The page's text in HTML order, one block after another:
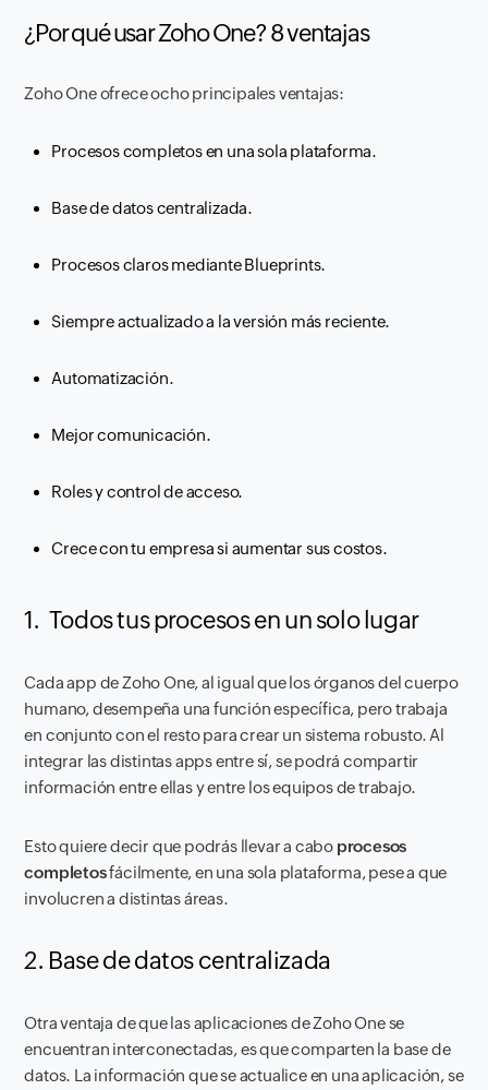
¿Por qué usar Zoho One? 8 ventajas
Zoho One ofrece ocho principales ventajas:
Procesos completos en una sola plataforma.
Base de datos centralizada.
Procesos claros medianteBlueprints.
Siempre actualizado a la versión más reciente.
Automatización.
Mejor comunicación.
Roles y control de acceso.
Crece con tu empresa si aumentar sus costos.
1. Todos tus procesos en un solo lugar
Cada app de Zoho One, al igual que los órganos del cuerpo
humano, desempeña una función específica, pero trabaja
en conjunto con el resto para crear un sistema robusto. Al
integrar las distintas apps entre sí, se podrá compartir
información entre ellas y entre los equipos de trabajo.
Esto quiere decir que podrás llevar a cabo procesos
completosfácilmente, en una sola plataforma, pese a que
involucren a distintas áreas.
2. Base de datos centralizada
Otra ventaja de que las aplicaciones de Zoho One se
encuentran interconectadas, es que comparten la base de
datos. La información que se actualice en una aplicación, se